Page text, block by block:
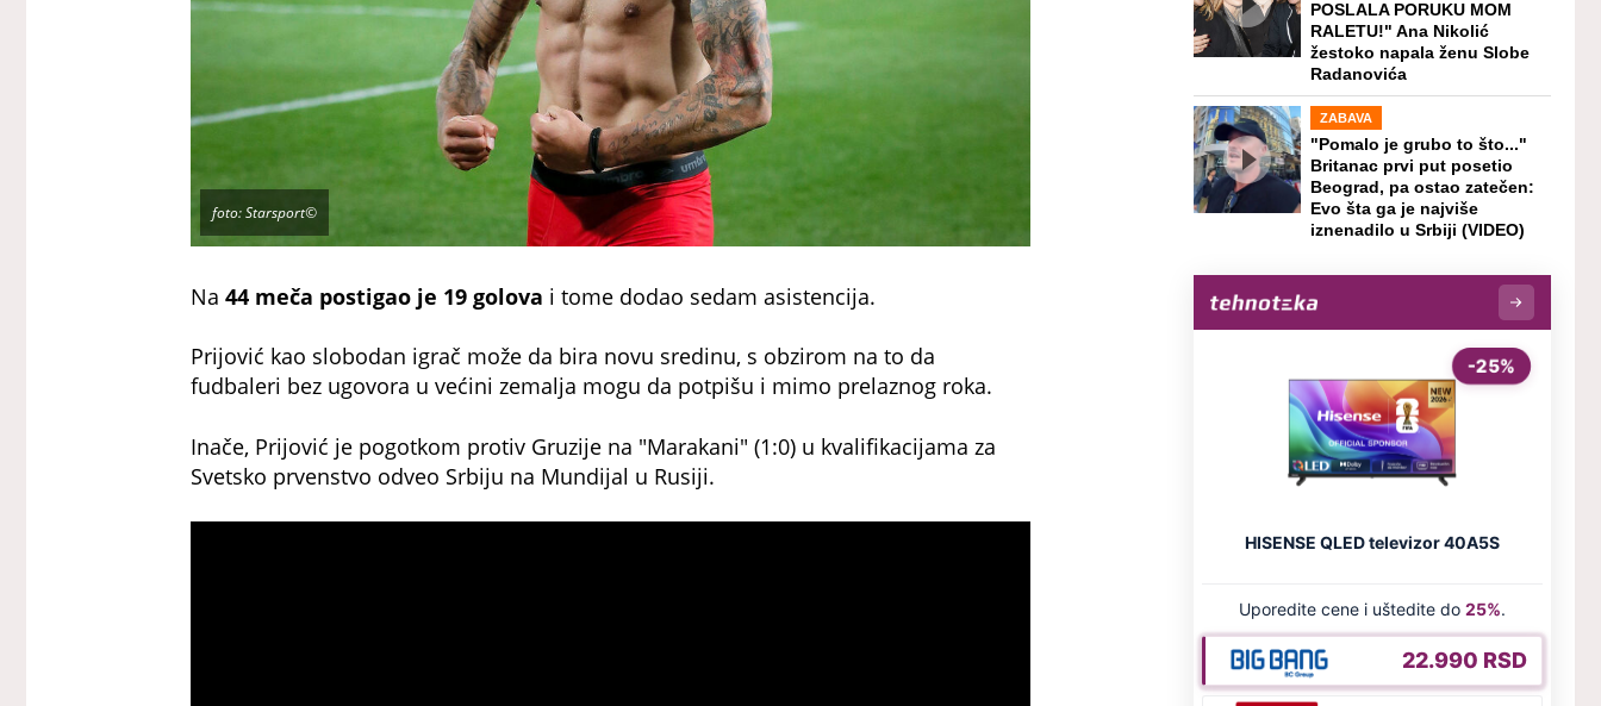
foto: Starsport©
Na 44 meča postigao je 19 golova i tome dodao sedam asistencija.
Prijović kao slobodan igrač može da bira novu sredinu, s obzirom na to da
fudbaleri bez ugovora u većini zemalja mogu da potpišu i mimo prelaznog roka.
Inače, Prijović je pogotkom protiv Gruzije na "Marakani" (1:0) u kvalifikacijama za
Svetsko prvenstvo odveo Srbiju na Mundijal u Rusiji.
POSLALA PORUKU MOM
RALETU!" Ana Nikolić
žestoko napala ženu Slobe
Radanovića
ZABAVA
"Pomalo je grubo to što..."
Britanac prvi put posetio
Beograd, pa ostao zatečen:
Evo šta ga je najviše
iznenadilo u Srbiji (VIDEO)